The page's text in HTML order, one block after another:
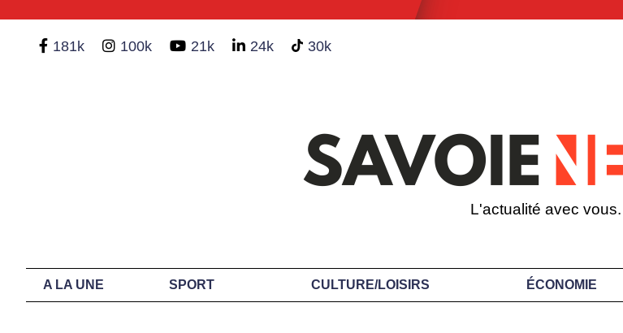
181k 100k 21k 24k 30k
L'actualité avec vous.
A LA UNE SPORT CULTURE/LOISIRS ÉCONOMIE